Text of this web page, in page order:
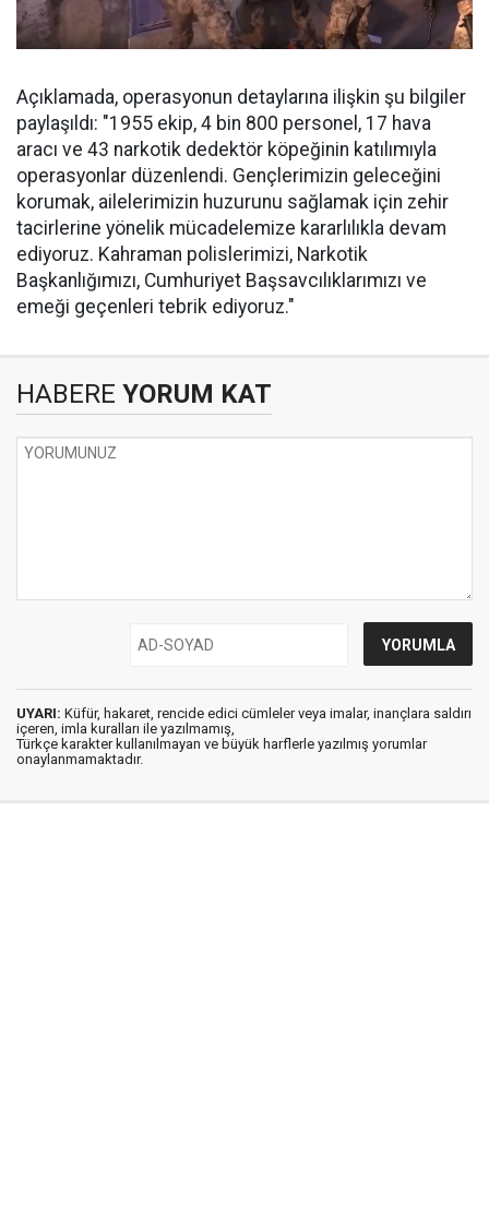
Açıklamada, operasyonun detaylarına ilişkin şu bilgiler
paylaşıldı: "1955 ekip, 4 bin 800 personel, 17 hava
aracı ve 43 narkotik dedektör köpeğinin katılımıyla
operasyonlar düzenlendi. Gençlerimizin geleceğini
korumak, ailelerimizin huzurunu sağlamak için zehir
tacirlerine yönelik mücadelemize kararlılıkla devam
ediyoruz. Kahraman polislerimizi, Narkotik
Başkanlığımızı, Cumhuriyet Başsavcılıklarımızı ve
emeği geçenleri tebrik ediyoruz."
HABERE YORUM KAT
UYARI: Küfür, hakaret, rencide edici cümleler veya imalar, inançlara saldırı
içeren, imla kuralları ile yazılmamış,
Türkçe karakter kullanılmayan ve büyük harflerle yazılmış yorumlar
onaylanmamaktadır.